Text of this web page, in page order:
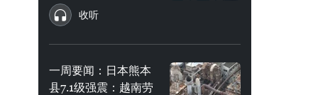
收听
一周要闻：日本熊本
县7.1级强震：越南劳